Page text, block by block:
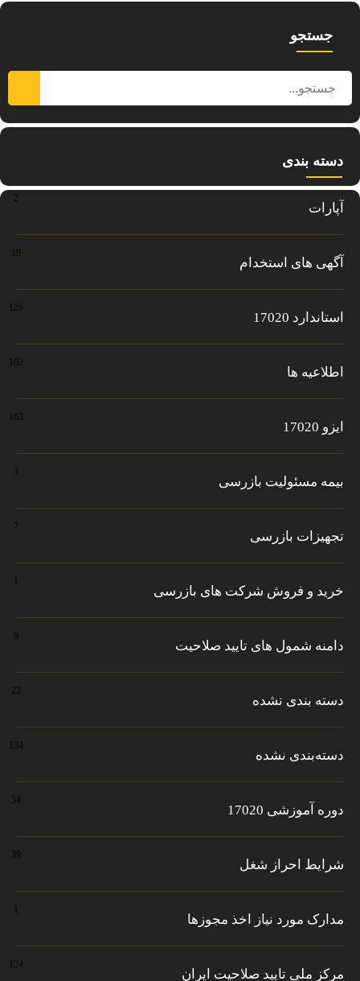
جستجو
دسته بندی
آپارات
2
آگهی های استخدام
19
استاندارد 17020
126
اطلاعیه ها
102
ایزو 17020
163
بیمه مسئولیت بازرسی
3
تجهیزات بازرسی
7
خرید و فروش شرکت های بازرسی
دامنه شمول های تایید صلاحیت
9
دسته بندی نشده
23
دسته‌بندی نشده
134
دوره آموزشی 17020
34
شرایط احراز شغل
39
مدارک مورد نیاز اخذ مجوزها
مرکز ملی تایید صلاحیت ایران
124